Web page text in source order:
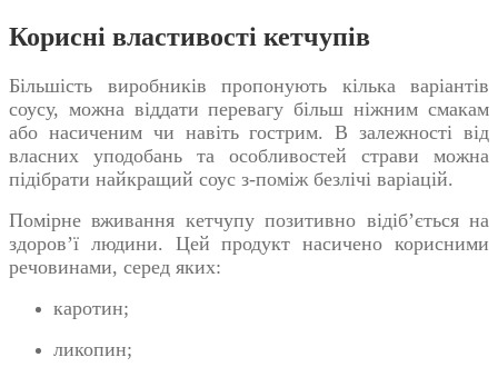
Корисні властивості кетчупів
Більшість виробників пропонують кілька варіантів
соусу, можна віддати перевагу більш ніжним смакам
або насиченим чи навіть гострим. В залежності від
власних уподобань та особливостей страви можна
підібрати найкращий соус з-поміж безлічі варіацій.
Помірне вживання кетчупу позитивно відіб’ється на
здоров’ї людини. Цей продукт насичено корисними
речовинами, серед яких:
каротин;
ликопин;